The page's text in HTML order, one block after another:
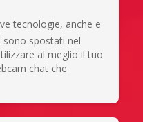
tecnologie, anche e
spostati nel
al meglio il tuo
chat che